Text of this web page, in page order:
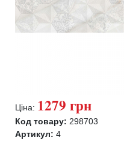
Ціна: 1279 грн
Код товару: 298703
Артикул: 4